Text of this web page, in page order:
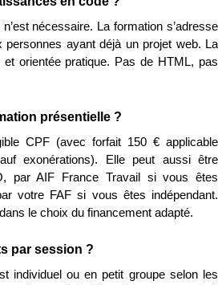
nécessaire. La formation s’adresse
ayant déjà un projet web. La
et orientée pratique. Pas de HTML, pas
présentielle ?
CPF (avec forfait 150 € applicable
exonérations). Elle peut aussi être
par AIF France Travail si vous êtes
votre FAF si vous êtes indépendant.
le choix du financement adapté.
par session ?
individuel ou en petit groupe selon les